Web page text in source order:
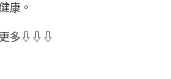
康。
多⇩⇩⇩